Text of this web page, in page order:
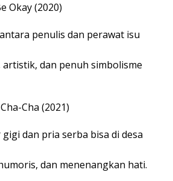
Okay (2020)
penulis dan perawat isu
artistik, dan penuh simbolisme
Cha (2021)
dan pria serba bisa di desa
dan menenangkan hati.